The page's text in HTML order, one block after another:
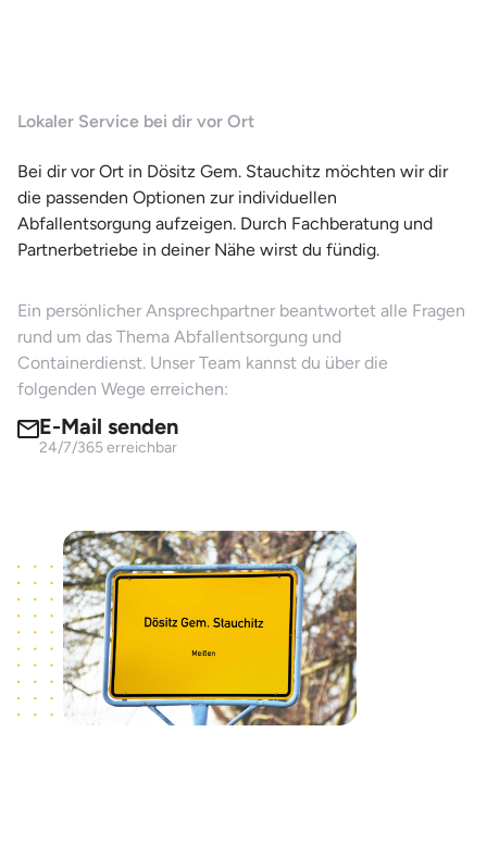
Lokaler Service bei dir vor Ort
Bei dir vor Ort in Dösitz Gem. Stauchitz möchten wir dir
die passenden Optionen zur individuellen
Abfallentsorgung aufzeigen. Durch Fachberatung und
Partnerbetriebe in deiner Nähe wirst du fündig.
Ein persönlicher Ansprechpartner beantwortet alle Fragen
rund um das Thema Abfallentsorgung und
Containerdienst. Unser Team kannst du über die
folgenden Wege erreichen:
E-Mail senden
24/7/365 erreichbar